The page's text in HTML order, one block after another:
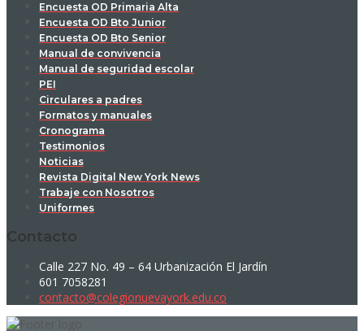
Encuesta OD Primaria Alta
Encuesta OD Bto Junior
Encuesta OD Bto Senior
Manual de convivencia
Manual de seguridad escolar
PEI
Circulares a padres
Formatos y manuales
Cronograma
Testimonios
Noticias
Revista Digital New York News
Trabaje con Nosotros
Uniformes
Contacto
Calle 227 No. 49 – 64 Urbanización El Jardín
601 7058281
contacto@colegionuevayork.edu.co